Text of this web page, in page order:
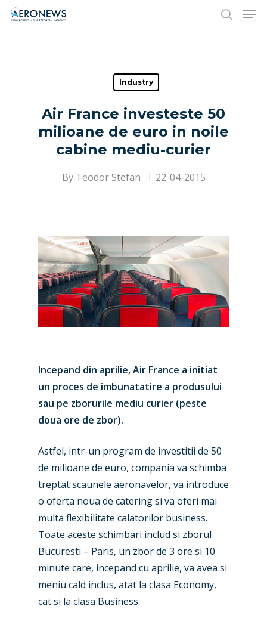
Hit enter to search or ESC to close
Industry
Air France investeste 50
milioane de euro in noile
cabine mediu-curier
By Teodor Stefan 22-04-2015
Incepand din aprilie, Air France a initiat
un proces de imbunatatire a produsului
sau pe zborurile mediu curier (peste
doua ore de zbor).
Astfel, intr-un program de investitii de 50
de milioane de euro, compania va schimba
treptat scaunele aeronavelor, va introduce
o oferta noua de catering si va oferi mai
multa flexibilitate calatorilor business.
Toate aceste schimbari includ si zborul
Bucuresti – Paris, un zbor de 3 ore si 10
minute care, incepand cu aprilie, va avea si
meniu cald inclus, atat la clasa Economy,
cat si la clasa Business.